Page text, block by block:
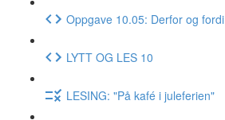
Oppgave 10.05: Derfor og fordi
LYTT OG LES 10
LESING: "På kafé i juleferien"